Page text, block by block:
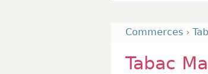
Commerces ›
Tabac